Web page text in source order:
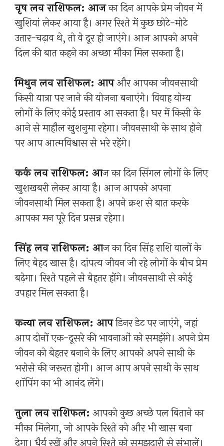
वृष लव राशिफल: आजका दिन आपके प्रेम जीवन में
खुशियां लेकर आया है। अगर रिश्ते में कुछ छोटे-मोटे
उतार-चढ़ाव थे, तो वे दूर हो जाएंगे। आज आपको अपने
दिल की बात कहने का अच्छा मौका मिल सकता है।
मिथुन लव राशिफल: आपऔर आपका जीवनसाथी
किसी यात्रा पर जाने की योजना बनाएंगे। विवाह योग्य
लोगों के लिए कोई प्रस्ताव आ सकता है। घर में किसी के
आने से माहौल खुशनुमा रहेगा। जीवनसाथी के साथ होने
पर आप आत्मविश्वास से भरे रहेंगे।
कर्क लव राशिफल: आज का दिन सिंगल लोगों के लिए
खुशखबरी लेकर आया है। आज आपको अपना
जीवनसाथी मिल सकता है। अपने क्रश से बात करके
आपका मन पूरे दिन प्रसन्न रहेगा।
सिंह लव राशिफल: आज का दिन सिंह राशि वालों के
लिए बेहद खास है। दांपत्य जीवन जी रहे लोगों के बीच प्रेम
बढ़ेगा। रिश्ते पहले से बेहतर होंगे। जीवनसाथी से कोई
उपहार मिल सकता है।
कन्या लव राशिफल: आपडिनर डेट पर जाएंगे, जहां
आप दोनों एक-दूसरे की भावनाओं को समझेंगे। अपने प्रेम
जीवन को बेहतर बनाने के लिए आपको अपने साथी के
भरोसे की जरूरत होगी। आज आप अपने साथी के साथ
शॉपिंग का भी आनंद लेंगे।
तुला लव राशिफल: आपको कुछ अच्छे पल बिताने का
मौका मिलेगा, जो आपके रिश्ते को और भी खास बना